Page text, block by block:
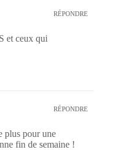
RÉPONDRE
et ceux qui
RÉPONDRE
plus pour une
fin de semaine !